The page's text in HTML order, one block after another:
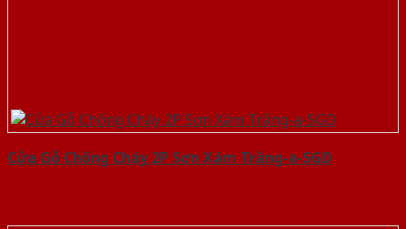
Cửa Gỗ Chống Cháy 2P Sơn Xám Trắng-a-SGD